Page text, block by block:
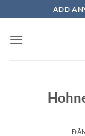
qua
nội
ADD